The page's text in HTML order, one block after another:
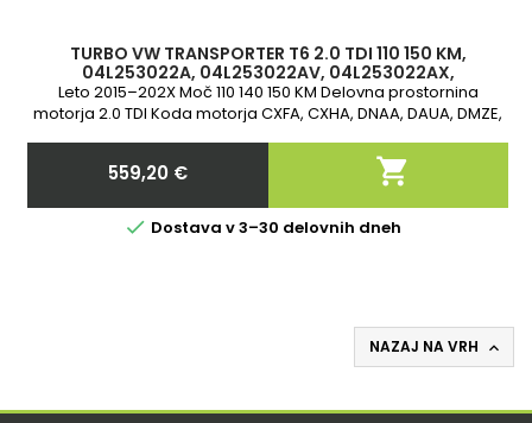
TURBO VW TRANSPORTER T6 2.0 TDI 110 150 KM,
04L253022A, 04L253022AV, 04L253022AX,
04L253022B, 04L253022BV, 04L253022BX, 0008798
Leto 2015–202X Moč 110 140 150 KM Delovna prostornina
motorja 2.0 TDI Koda motorja CXFA, CXHA, DNAA, DAUA, DMZE,
Cena
559,20 € 
 Dostava v 3–30 delovnih dneh
NAZAJ NA VRH 